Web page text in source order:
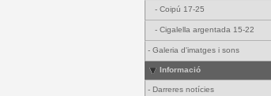
- Coipú 17-25
- Cigalella argentada 15-22
- Galeria d'imatges i sons
Informació
- Darreres notícies